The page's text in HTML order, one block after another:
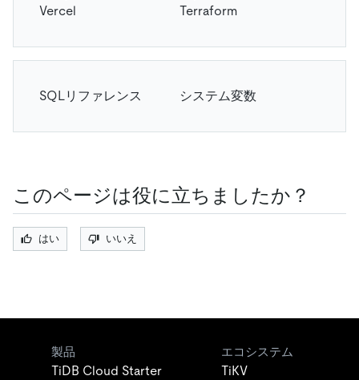
Vercel
Terraform
SQLリファレンス システム変数
このページは役に立ちましたか？
はい いいえ
製品
TiDB Cloud Starter
エコシステム
TiKV